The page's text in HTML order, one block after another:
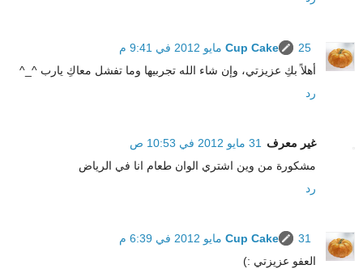
Cup Cake
25 مايو 2012 في 9:41 م
أهلاً بكِ عزيزتي، وإن شاء الله تجربيها وما تفشل معاكِ يارب ^_^
رد
غير معرف
31 مايو 2012 في 10:53 ص
مشكورة من وين اشتري الوان طعام انا في الرياض
رد
Cup Cake
31 مايو 2012 في 6:39 م
العفو عزيزتي :)